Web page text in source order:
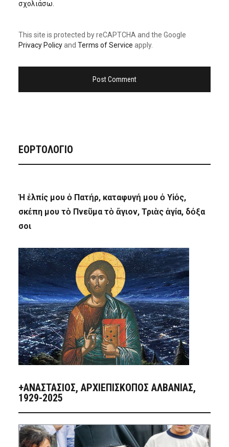
σχολιάσω.
This site is protected by reCAPTCHA and the Google
Privacy Policyand Terms of Service apply.
ΕΟΡΤΟΛΟΓΙΟ
Ἡ ἐλπίς μου ὁ Πατήρ, καταφυγή μου ὁ Υἱός,
σκέπη μου τὸ Πνεῦμα τὸ ἅγιον, Τριὰς ἁγία, δόξα
σοι
+ΑΝΑΣΤΆΣΙΟΣ, ΑΡΧΙΕΠΊΣΚΟΠΟΣ ΑΛΒΑΝΊΑΣ,
1929-2025